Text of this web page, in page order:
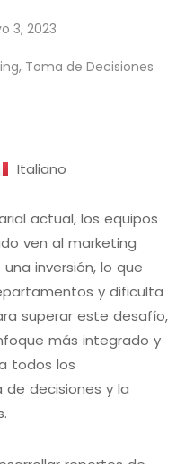
3, 2023
, Toma de Decisiones
Italiano
actual, los equipos
ven al marketing
inversión, lo que
y dificulta
superar este desafío,
más integrado y
todos los
decisiones y la